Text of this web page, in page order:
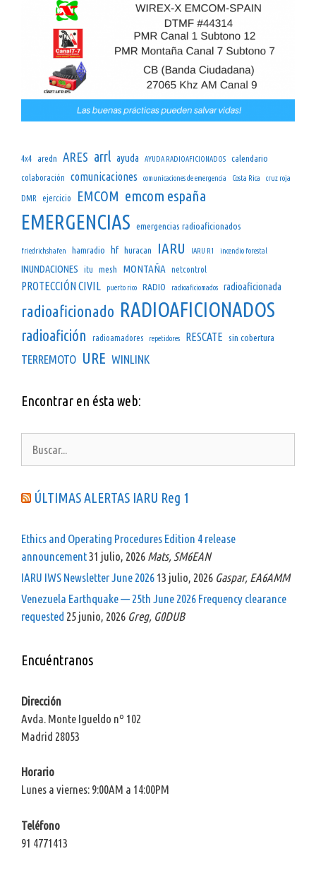
4x4 aredn ARES arrl ayuda AYUDA RADIOAFICIONADOS calendario
colaboración comunicaciones comunicaciones de emergencia Costa Rica cruz roja
DMR ejercicio EMCOM emcom españa
EMERGENCIAS emergencias radioaficionados
friedrichshafen hamradio hf huracan IARU IARU R1 incendio forestal
INUNDACIONES itu mesh MONTAÑA netcontrol
PROTECCIÓN CIVIL puerto rico RADIO radioaficiomados radioaficionada
radioaficionado RADIOAFICIONADOS
radioafición radioamadores repetidores RESCATE sin cobertura
TERREMOTO URE WINLINK
Encontrar en ésta web:
ÚLTIMAS ALERTAS IARU Reg 1
Ethics and Operating Procedures Edition 4 release
announcement31 julio, 2026 Mats, SM6EAN
IARU IWS Newsletter June 2026 13 julio, 2026 Gaspar, EA6AMM
Venezuela Earthquake — 25th June 2026 Frequency clearance
requested 25 junio, 2026 Greg, G0DUB
Encuéntranos
Dirección
Avda. Monte Igueldo nº 102
Madrid 28053
Horario
Lunes a viernes: 9:00AM a 14:00PM
Teléfono
91 4771413